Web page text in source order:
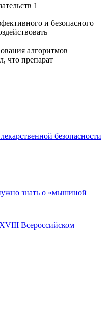
1
и безопасного
алгоритмов
что препарат
безопасности
знать о «мышиной
Всероссийском